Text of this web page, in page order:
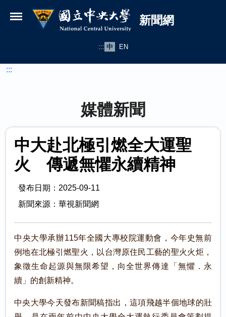
國立中央大學新聞網
新聞網
::: 中 EN
:::
媒體新聞
中大赴北極引燃全大運聖
火 傳遞無懼永續精神
發布日期：2025-09-11
新聞來源：華視新聞網
中央大學承辦115年全國大專校院運動會，今年史無前
例地在北極引燃聖火，以台灣原住民工藝的聖火火炬，
象徵生命起源與無限希望，向全世界傳達「無懼．永
續」的創新精神。
中央大學今天發布新聞稿指出，這項飛越半個地球的壯